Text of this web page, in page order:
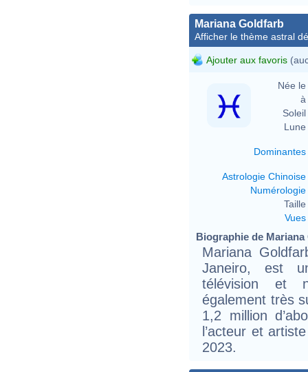
Mariana Goldfarb
Afficher le thème astral
Ajouter aux favoris
Née le
à
Soleil
Lune
Dominantes
Astrologie Chinoise
Numérologie
Taille
Vues
Biographie de
Mariana
Janeiro, est
télévision et
également très
1,2 million
l’acteur et
2023.